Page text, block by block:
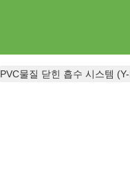
PVC물질 닫힌 흡수 시스템